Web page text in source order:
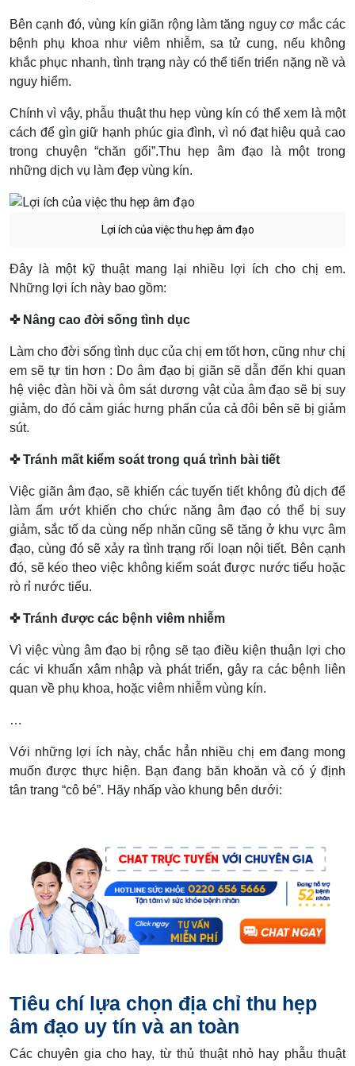
Bên cạnh đó, vùng kín giãn rộng làm tăng nguy cơ mắc các
bệnh phụ khoa như viêm nhiễm, sa tử cung, nếu không
khắc phục nhanh, tình trạng này có thể tiến triển nặng nề và
nguy hiểm.
Chính vì vậy, phẫu thuật thu hẹp vùng kín có thể xem là một
cách để gìn giữ hạnh phúc gia đình, vì nó đạt hiệu quả cao
trong chuyện “chăn gối”.Thu hẹp âm đạo là một trong
những dịch vụ làm đẹp vùng kín.
Lợi ích của việc thu hẹp âm đạo
Đây là một kỹ thuật mang lại nhiều lợi ích cho chị em.
Những lợi ích này bao gồm:
✜ Nâng cao đời sống tình dục
Làm cho đời sống tình dục của chị em tốt hơn, cũng như chị
em sẽ tự tin hơn : Do âm đạo bị giãn sẽ dẫn đến khi quan
hệ việc đàn hồi và ôm sát dương vật của âm đạo sẽ bị suy
giảm, do đó cảm giác hưng phấn của cả đôi bên sẽ bị giảm
sút.
✜ Tránh mất kiểm soát trong quá trình bài tiết
Việc giãn âm đạo, sẽ khiến các tuyến tiết không đủ dịch để
làm ẩm ướt khiến cho chức năng âm đạo có thể bị suy
giảm, sắc tố da cùng nếp nhăn cũng sẽ tăng ở khu vực âm
đạo, cùng đó sẽ xảy ra tình trạng rối loạn nội tiết. Bên cạnh
đó, sẽ kéo theo việc không kiểm soát được nước tiểu hoặc
rò rỉ nước tiểu.
✜ Tránh được các bệnh viêm nhiễm
Vì việc vùng âm đạo bị rộng sẽ tạo điều kiện thuận lợi cho
các vi khuẩn xâm nhập và phát triển, gây ra các bệnh liên
quan về phụ khoa, hoặc viêm nhiễm vùng kín.
…
Với những lợi ích này, chắc hẳn nhiều chị em đang mong
muốn được thực hiện. Bạn đang băn khoăn và có ý định
tân trang “cô bé”. Hãy nhấp vào khung bên dưới:
Tiêu chí lựa chọn địa chỉ thu hẹp
âm đạo uy tín và an toàn
Các chuyên gia cho hay, từ thủ thuật nhỏ hay phẫu thuật